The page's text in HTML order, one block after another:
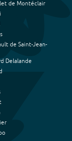
de Montéclair
de Saint-Jean-
Delalande